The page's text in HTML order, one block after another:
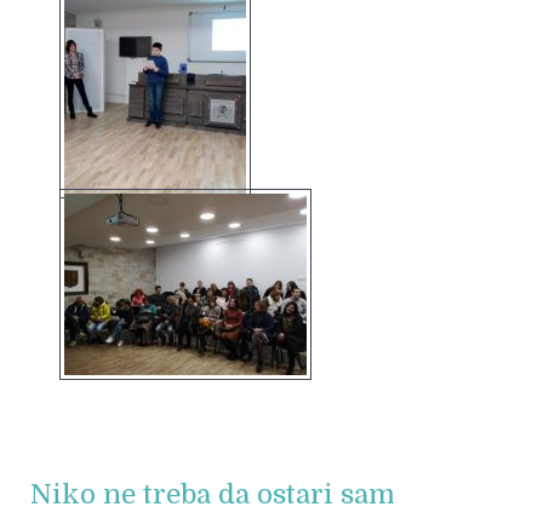
Niko ne treba da ostari sam